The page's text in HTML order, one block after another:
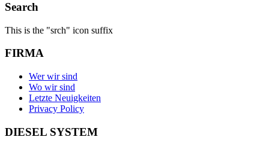
Search
This is the "srch" icon suffix
FIRMA
Wer wir sind
Wo wir sind
Letzte Neuigkeiten
Privacy Policy
DIESEL SYSTEM